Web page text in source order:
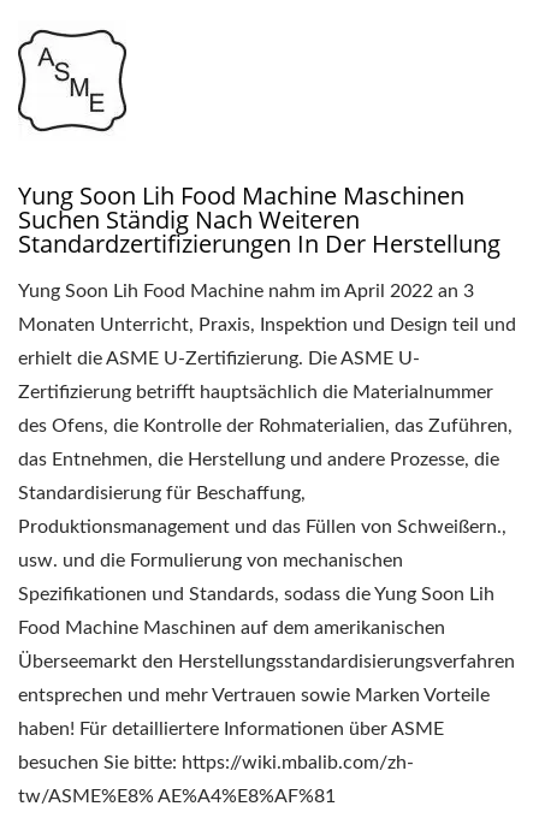
Yung Soon Lih Food Machine Maschinen
Suchen Ständig Nach Weiteren
Standardzertifizierungen In Der Herstellung
Yung Soon Lih Food Machine nahm im April 2022 an 3
Monaten Unterricht, Praxis, Inspektion und Design teil und
erhielt die ASME U-Zertifizierung. Die ASME U-
Zertifizierung betrifft hauptsächlich die Materialnummer
des Ofens, die Kontrolle der Rohmaterialien, das Zuführen,
das Entnehmen, die Herstellung und andere Prozesse, die
Standardisierung für Beschaffung,
Produktionsmanagement und das Füllen von Schweißern.,
usw. und die Formulierung von mechanischen
Spezifikationen und Standards, sodass die Yung Soon Lih
Food Machine Maschinen auf dem amerikanischen
Überseemarkt den Herstellungsstandardisierungsverfahren
entsprechen und mehr Vertrauen sowie Marken Vorteile
haben! Für detailliertere Informationen über ASME
besuchen Sie bitte: https://wiki.mbalib.com/zh-
tw/ASME%E8% AE%A4%E8%AF%81